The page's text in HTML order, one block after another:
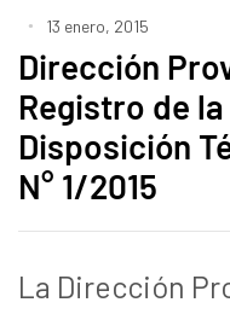
13 enero, 2015
Dirección
Registro de
Disposición
N° 1/2015
La Dirección